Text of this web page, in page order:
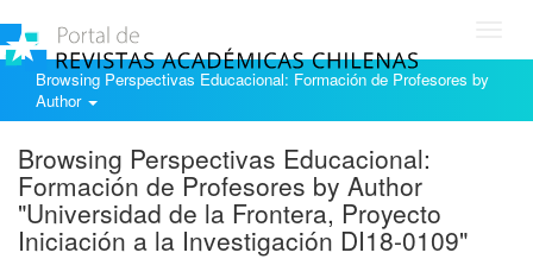
Browsing Perspectivas Educacional: Formación de Profesores by
Author
Browsing Perspectivas Educacional:
Formación de Profesores by Author
"Universidad de la Frontera, Proyecto
Iniciación a la Investigación DI18-0109"